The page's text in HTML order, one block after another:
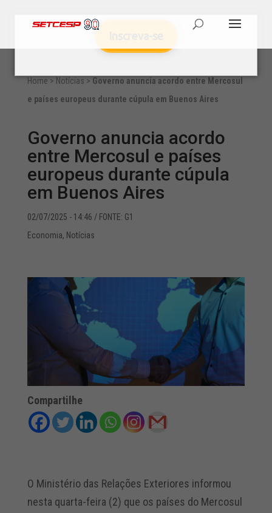
Home > Notícias > Governo anuncia acordo entre Mercosul
e países europeus durante cúpula em Buenos Aires
Governo anuncia acordo
entre Mercosul e países
europeus durante cúpula
em Buenos Aires
02/07/2025 - 14:46 / FONTE: G1
Economia, Notícias
Compartilhe
O Ministério das Relações Exteriores informou
nesta quarta-feira (2) que os países do Mercosul